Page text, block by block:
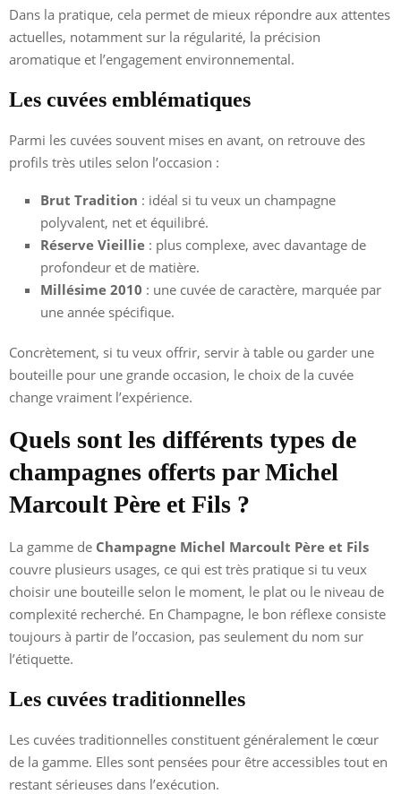
Dans la pratique, cela permet de mieux répondre aux attentes
actuelles, notamment sur la régularité, la précision
aromatique et l’engagement environnemental.
Les cuvées emblématiques
Parmi les cuvées souvent mises en avant, on retrouve des
profils très utiles selon l’occasion :
Brut Tradition : idéal si tu veux un champagne
polyvalent, net et équilibré.
Réserve Vieillie : plus complexe, avec davantage de
profondeur et de matière.
Millésime 2010 : une cuvée de caractère, marquée par
une année spécifique.
Concrètement, si tu veux offrir, servir à table ou garder une
bouteille pour une grande occasion, le choix de la cuvée
change vraiment l’expérience.
Quels sont les différents types de
champagnes offerts par Michel
Marcoult Père et Fils ?
La gamme de Champagne Michel Marcoult Père et Fils
couvre plusieurs usages, ce qui est très pratique si tu veux
choisir une bouteille selon le moment, le plat ou le niveau de
complexité recherché. En Champagne, le bon réflexe consiste
toujours à partir de l’occasion, pas seulement du nom sur
l’étiquette.
Les cuvées traditionnelles
Les cuvées traditionnelles constituent généralement le cœur
de la gamme. Elles sont pensées pour être accessibles tout en
restant sérieuses dans l’exécution.